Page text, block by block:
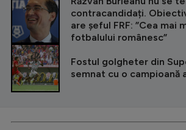
contracandidați.
are șeful FRF: ”Cea mai
fotbalului românesc”
Fostul golgheter din
semnat cu o campioană